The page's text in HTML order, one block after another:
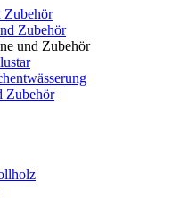
Zubehör
Zubehör
und Zubehör
Zubehör